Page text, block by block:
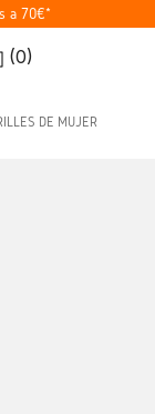
a 70€*
(0)
DE MUJER